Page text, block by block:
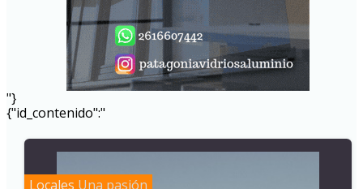
"}
{"id_contenido":"
Locales Una pasión